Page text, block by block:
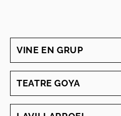
VINE EN GRUP
TEATRE GOYA